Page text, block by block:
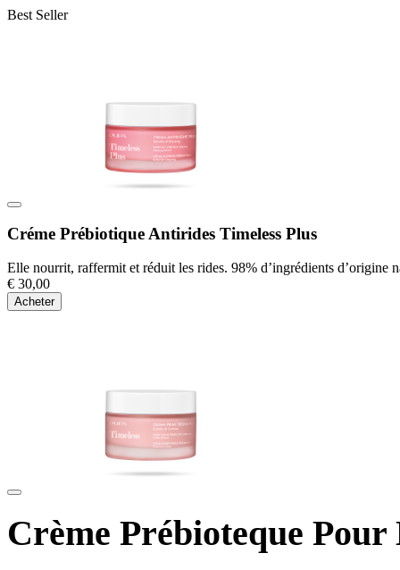
Best Seller
Créme Prébiotique Antirides Timeless Plus
Elle nourrit, raffermit et réduit les rides. 98% d’ingrédients d’origine
€ 30,00
Acheter
Crème Prébioteque Pour